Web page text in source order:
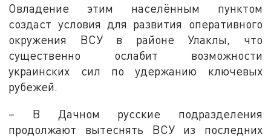
Овладение этим населённым пунктом
создаст условия для развития оперативного
окружения ВСУ в районе Улаклы, что
существенно ослабит возможности
украинских сил по удержанию ключевых
рубежей.
– В Дачном русские подразделения
продолжают вытеснять ВСУ из последних